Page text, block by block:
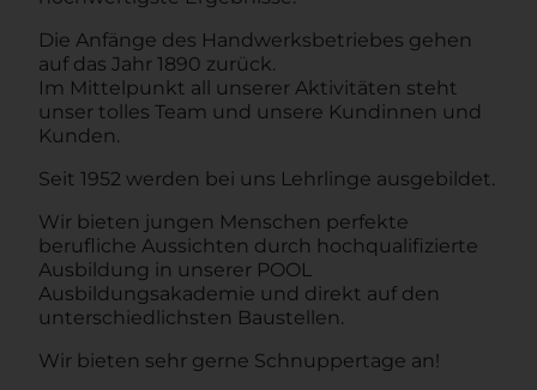
Die Anfänge des Handwerksbetriebes gehen
auf das Jahr 1890 zurück.
Im Mittelpunkt all unserer Aktivitäten steht
unser tolles Team und unsere Kundinnen und
Kunden.
Seit 1952 werden bei uns Lehrlinge ausgebildet.
Wir bieten jungen Menschen perfekte
berufliche Aussichten durch hochqualifizierte
Ausbildung in unserer POOL
Ausbildungsakademie und direkt auf den
unterschiedlichsten Baustellen.
Wir bieten sehr gerne Schnuppertage an!